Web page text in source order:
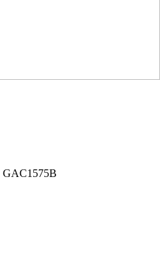
GAC1575B